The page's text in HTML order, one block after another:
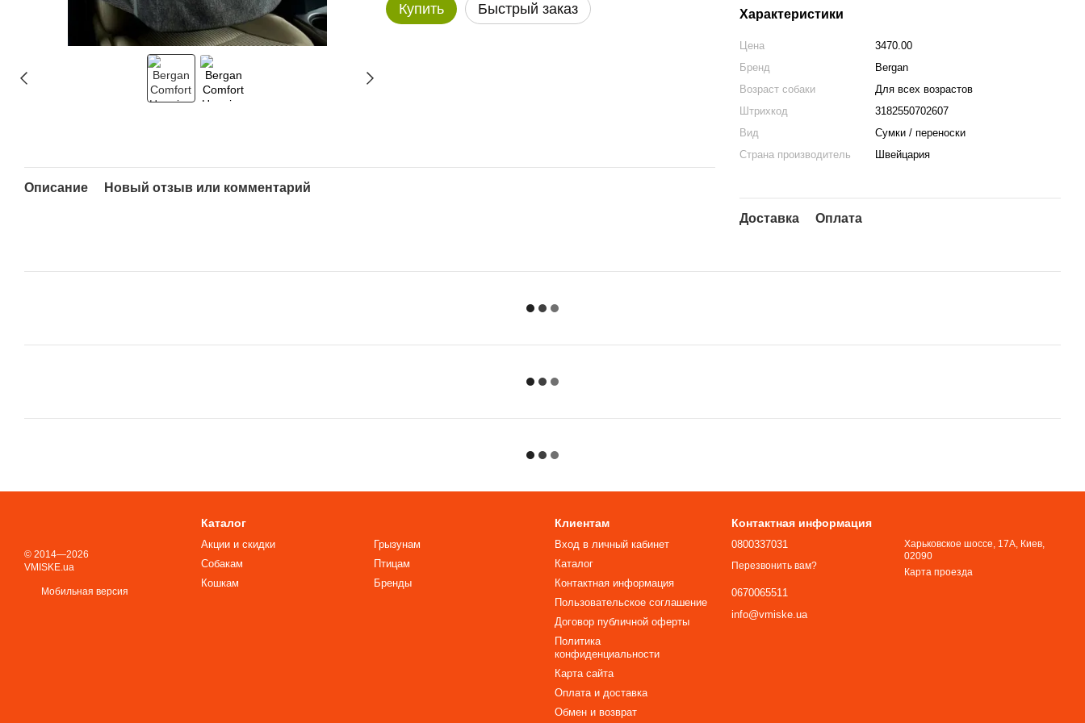
Купить Быстрый заказ Характеристики
Цена
3470.00
Бренд
Bergan
Возраст собаки
Для всех возрастов
Штрихкод
3182550702607
Вид
Сумки / переноски
Страна производитель
Швейцария
Доставка Оплата
Описание Новый отзыв или комментарий
© 2014—2026
VMISKE.ua
Мобильная версия
Каталог
Акции и скидки
Собакам
Кошкам
Грызунам
Птицам
Бренды
Клиентам
Вход в личный кабинет
Каталог
Контактная информация
Пользовательское соглашение
Договор публичной оферты
Политика
конфиденциальности
Карта сайта
Оплата и доставка
Обмен и возврат
Контактная информация
0800337031
Перезвонить вам?
0670065511
info@vmiske.ua
Харьковское шоссе, 17А, Киев,
02090
Карта проезда